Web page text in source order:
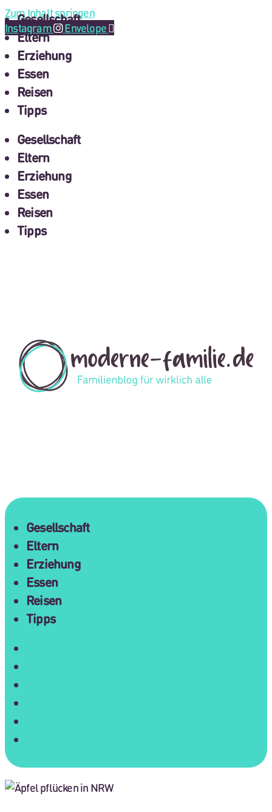
Zum Inhalt springen
Instagram
Envelope
Gesellschaft
Eltern
Erziehung
Essen
Reisen
Tipps
Gesellschaft
Eltern
Erziehung
Essen
Reisen
Tipps
Gesellschaft
Eltern
Erziehung
Essen
Reisen
Tipps